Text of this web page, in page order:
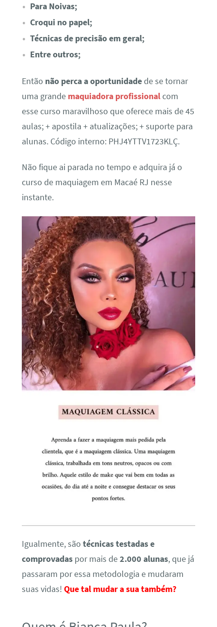
Para Noivas;
Croqui no papel;
Técnicas de precisão em geral;
Entre outros;
Então não perca a oportunidadede se tornar
uma grande maquiadora profissionalcom
esse curso maravilhoso que oferece mais de 45
aulas; + apostila + atualizações; + suporte para
alunas. Código interno: PHJ4YTTV1723KLÇ.
Não fique ai parada no tempo e adquira já o
curso de maquiagem em Macaé RJ nesse
instante.
Igualmente, são técnicas testadas e
comprovadaspor mais de2.000 alunas, que já
passaram por essa metodologia e mudaram
suas vidas! Que tal mudar a sua também?